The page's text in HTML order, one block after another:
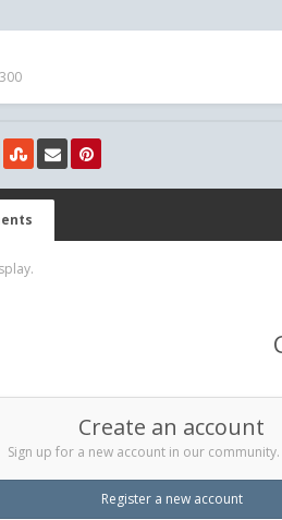
Create an account
Sign up for a new account in our community.
Register a new account